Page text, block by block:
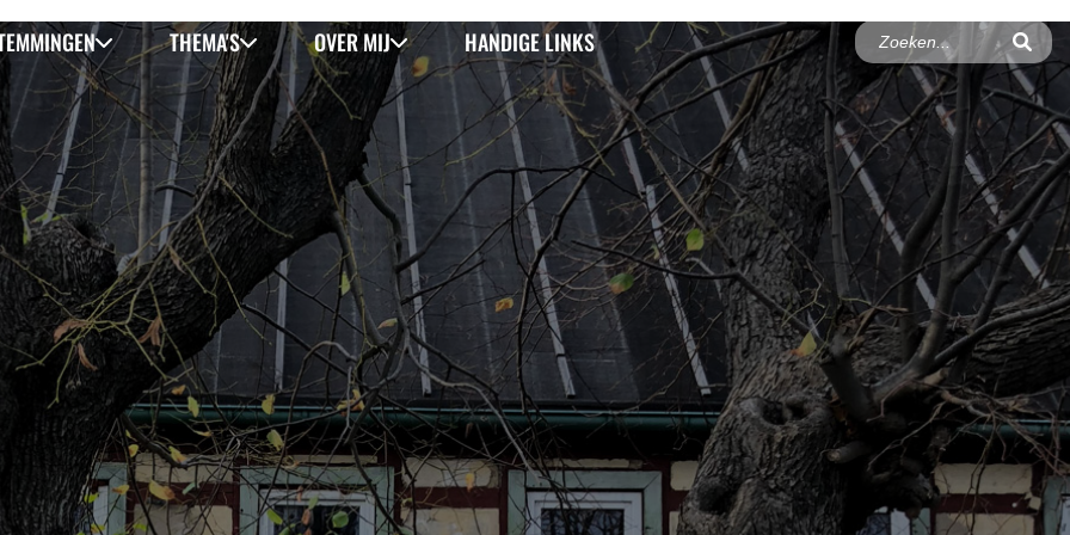
THEMA'S OVER MIJ HANDIGE LINKS